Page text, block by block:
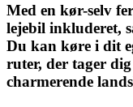
Med en kør-selv
lejebil inkluderet,
Du kan køre i dit
ruter, der tager dig
charmerende